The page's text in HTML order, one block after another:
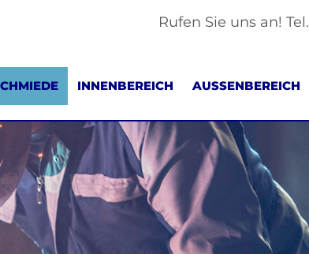
Rufen Sie uns an! Tel.
INNENBEREICH AUSSENBEREICH